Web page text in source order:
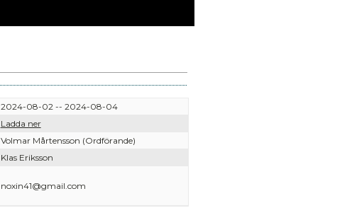
2024-08-02 -- 2024-08-04
Ladda ner
Volmar Mårtensson (Ordförande)
Klas Eriksson
noxin41@gmail.com